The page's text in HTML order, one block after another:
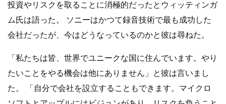
投資やリスクを取ることに消極的だったとウィッティンガ
ム氏は語った。 ソニーはかつて録音技術で最も成功した
会社だったが、今はどうなっているのかと彼は尋ねた。
「私たちは皆、世界でユニークな国に住んでいます。やり
たいことをやる機会は他にありません」と彼は言いまし
た。 「自分で会社を設立することもできます。マイクロ